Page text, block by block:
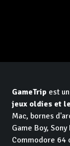
GameTrip est
jeux oldies et
Mac, bornes
Game Boy,
Commodore 64